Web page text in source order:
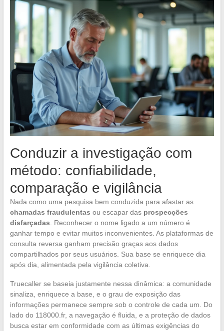
Conduzir a investigação com
método: confiabilidade,
comparação e vigilância
Nada como uma pesquisa bem conduzida para afastar as
chamadas fraudulentas ou escapar das prospecções
disfarçadas . Reconhecer o nome ligado a um número é
ganhar tempo e evitar muitos inconvenientes. As plataformas de
consulta reversa ganham precisão graças aos dados
compartilhados por seus usuários. Sua base se enriquece dia
após dia, alimentada pela vigilância coletiva.
Truecaller se baseia justamente nessa dinâmica: a comunidade
sinaliza, enriquece a base, e o grau de exposição das
informações permanece sempre sob o controle de cada um. Do
lado do 118000.fr, a navegação é fluida, e a proteção de dados
busca estar em conformidade com as últimas exigências do